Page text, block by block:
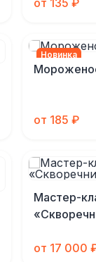
от 135 ₽
Новинка
от 185 ₽
Мастер-
от 17 000